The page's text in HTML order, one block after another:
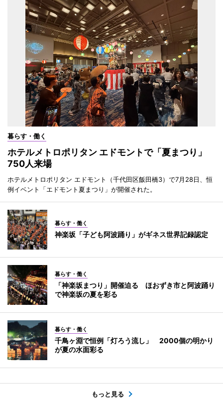
暮らす・働く
ホテルメトロポリタン エドモントで「夏まつり」
750人来場
ホテルメトロポリタン エドモント（千代田区飯田橋3）で7月28日、恒
例イベント「エドモント夏まつり」が開催された。
暮らす・働く
神楽坂「子ども阿波踊り」がギネス世界記録認定
暮らす・働く
「神楽坂まつり」開催迫る ほおずき市と阿波踊り
で神楽坂の夏を彩る
暮らす・働く
千鳥ヶ淵で恒例「灯ろう流し」 2000個の明かり
が夏の水面彩る
もっと見る